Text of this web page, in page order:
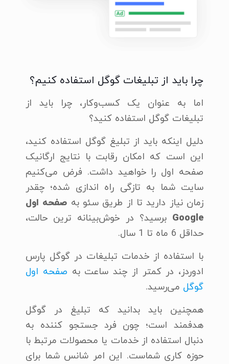
چرا باید از تبلیغات گوگل استفاده کنیم؟
اما به عنوان یک کسب‌وکار، چرا باید از
تبلیغات گوگل استفاده کنید؟
دلیل اینکه باید از تبلیغ گوگل استفاده کنید،
این است که امکان رقابت با نتایج ارگانیک
صفحه اول را خواهید داشت. فرض می‌کنیم
سایت شما به تازگی راه اندازی شده؛ چقدر
زمان نیاز دارید تا از طریق سئو به صفحه اول
Google برسید؟ در خوش‌بینانه ترین حالت،
حداقل 6 ماه تا 1 سال.
با استفاده از خدمات تبلیغات در گوگل پارس
ادوردز، در کمتر از چند ساعت به صفحه اول
گوگل می‌رسید.
همچنین باید بدانید که تبلیغ در گوگل
هدفمند است؛ چون فرد جستجو کننده به
دنبال استفاده از خدمات یا محصولات مرتبط با
حوزه کاری شماست. این امر شانس شما برای